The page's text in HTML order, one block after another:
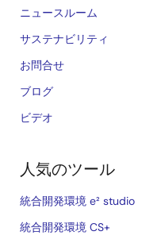
ニュースルーム
サステナビリティ
お問合せ
ブログ
ビデオ
人気のツール
統合開発環境 e² studio
統合開発環境 CS+